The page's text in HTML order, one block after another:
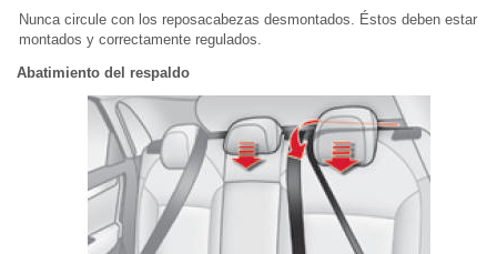
Nunca circule con los reposacabezas desmontados. Éstos deben estar
montados y correctamente regulados.
Abatimiento del respaldo